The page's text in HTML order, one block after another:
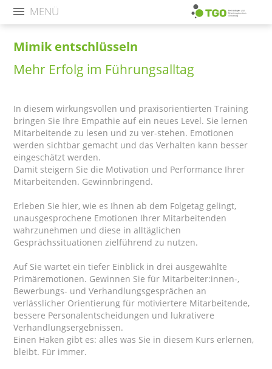
MENÜ
Mimik entschlüsseln
Mehr Erfolg im Führungsalltag
In diesem wirkungsvollen und praxisorientierten Training
bringen Sie Ihre Empathie auf ein neues Level. Sie lernen
Mitarbeitende zu lesen und zu ver-stehen. Emotionen
werden sichtbar gemacht und das Verhalten kann besser
eingeschätzt werden.
Damit steigern Sie die Motivation und Performance Ihrer
Mitarbeitenden. Gewinnbringend.
Erleben Sie hier, wie es Ihnen ab dem Folgetag gelingt,
unausgesprochene Emotionen Ihrer Mitarbeitenden
wahrzunehmen und diese in alltäglichen
Gesprächssituationen zielführend zu nutzen.
Auf Sie wartet ein tiefer Einblick in drei ausgewählte
Primäremotionen. Gewinnen Sie für Mitarbeiter:innen-,
Bewerbungs- und Verhandlungsgesprächen an
verlässlicher Orientierung für motiviertere Mitarbeitende,
bessere Personalentscheidungen und lukrativere
Verhandlungsergebnissen.
Einen Haken gibt es: alles was Sie in diesem Kurs erlernen,
bleibt. Für immer.